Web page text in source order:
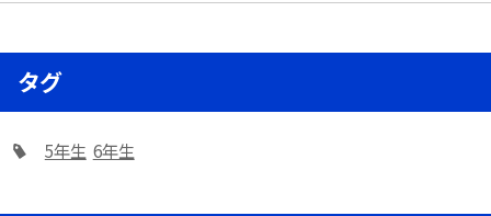
タグ
5年生 6年生